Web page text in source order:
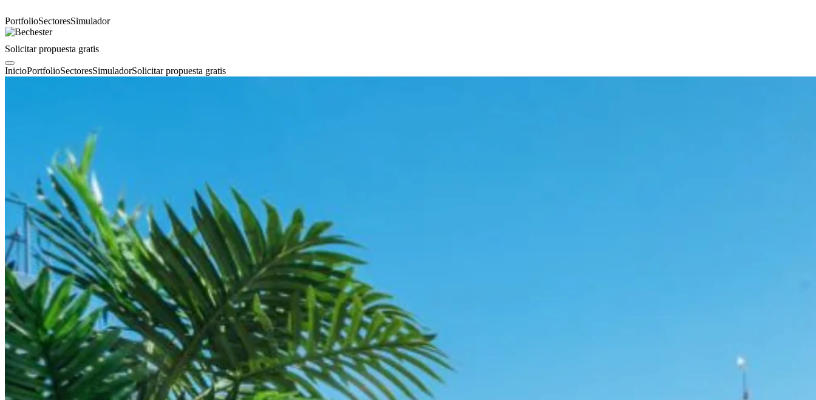
PortfolioSectoresSimulador
Solicitar propuesta gratis
InicioPortfolioSectoresSimuladorSolicitar propuesta gratis